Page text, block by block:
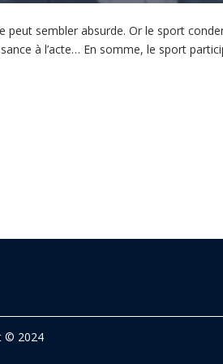
peut sembler absurde. Or le sport
à l’acte… En somme, le sport
© 2024